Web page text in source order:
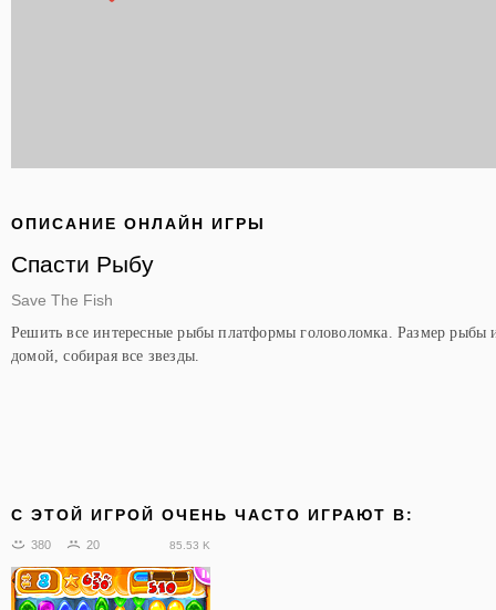
ОПИСАНИЕ ОНЛАЙН ИГРЫ
Спасти Рыбу
Save The Fish
Решить все интересные рыбы платформы головоломка. Размер рыбы
домой, собирая все звезды.
C ЭТОЙ ИГРОЙ ОЧЕНЬ ЧАСТО ИГРАЮТ В:
380 20 85.53 K